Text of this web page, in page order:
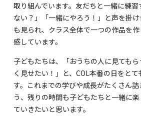
取り組んでいます。友だちと一緒に練
ない？」「一緒にやろう！」と声を掛
も見られ、クラス全体で一つの作品を
感しています。
子どもたちは、「おうちの人に見ても
く見せたい！」と、COL本番の日をと
す。これまでの学びや成長がたくさん
う、残りの時間も子どもたちと一緒に
ていきたいと思います。